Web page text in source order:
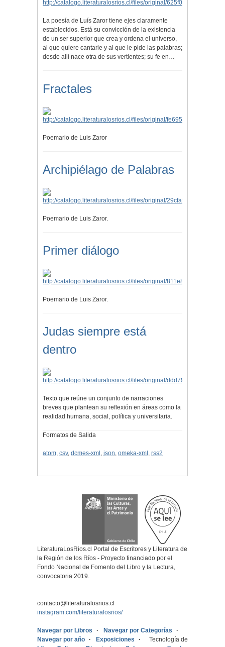
La poesía de Luís Zaror tiene ejes claramente
establecidos. Está su convicción de la existencia
de un ser superior que crea y ordena el universo,
al que quiere cantarle y al que le pide las palabras;
desde allí nace otra de sus vertientes; su fe en…
Fractales
Poemario de Luis Zaror
Archipiélago de Palabras
Poemario de Luis Zaror.
Primer diálogo
Poemario de Luis Zaror.
Judas siempre está
dentro
Texto que reúne un conjunto de narraciones
breves que plantean su reflexión en áreas como la
realidad humana, social, política y universitaria.
Formatos de Salida
atom, csv, dcmes-xml , json, omeka-xml , rss2
LiteraturaLosRios.cl Portal de Escritores y Literatura de
la Región de los Ríos - Proyecto financiado por el
Fondo Nacional de Fomento del Libro y la Lectura,
convocatoria 2019.
contacto@literaturalosrios.cl
instagram.com/literaturalosrios/
Navegar por Libros
Navegar por Categorías
Navegar por año
Exposiciones
Tecnología de